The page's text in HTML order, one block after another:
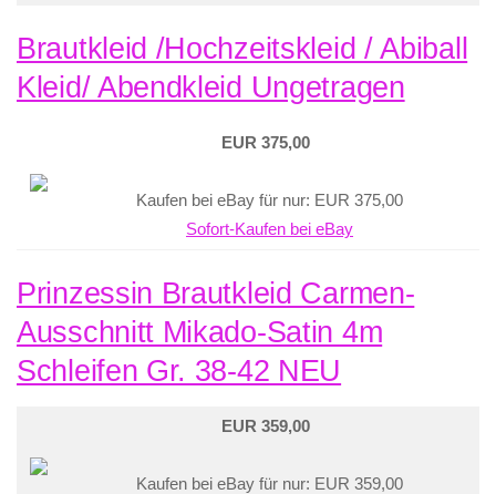
Brautkleid /Hochzeitskleid / Abiball
Kleid/ Abendkleid Ungetragen
EUR 375,00
Kaufen bei eBay für nur: EUR 375,00
Sofort-Kaufen bei eBay
Prinzessin Brautkleid Carmen-
Ausschnitt Mikado-Satin 4m
Schleifen Gr. 38-42 NEU
EUR 359,00
Kaufen bei eBay für nur: EUR 359,00